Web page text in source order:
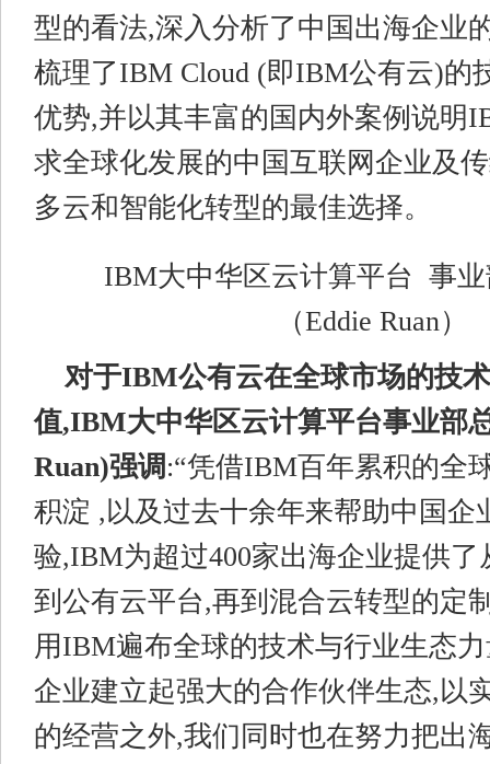
型的看法,深入分析了中国出海企业
梳理了IBM Cloud (即IBM公有云)的
优势,并以其丰富的国内外案例说明
求全球化发展的中国互联网企业及
多云和智能化转型的最佳选择。
IBM大中华区云计算平台 事
（Eddie Ruan）
对于IBM公有云在全球市场的技
值,IBM大中华区云计算平台事业部
Ruan)强调 :“凭借IBM百年累积的全
积淀 ,以及过去十余年来帮助中国企
验,IBM为超过400家出海企业提供了
到公有云平台,再到混合云转型的定
用IBM遍布全球的技术与行业生态
企业建立起强大的合作伙伴生态,以
的经营之外,我们同时也在努力把出